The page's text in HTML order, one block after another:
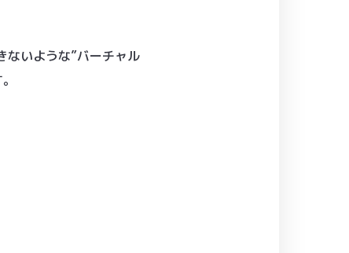
ないような”バーチャル